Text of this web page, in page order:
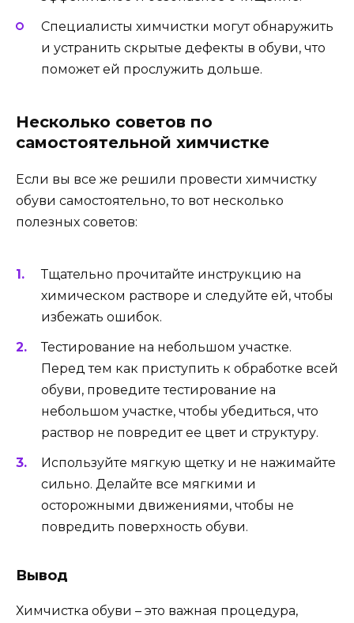
Специалисты химчистки могут обнаружить
и устранить скрытые дефекты в обуви, что
поможет ей прослужить дольше.
Несколько советов по
самостоятельной химчистке
Если вы все же решили провести химчистку
обуви самостоятельно, то вот несколько
полезных советов:
Тщательно прочитайте инструкцию на
химическом растворе и следуйте ей, чтобы
избежать ошибок.
Тестирование на небольшом участке.
Перед тем как приступить к обработке всей
обуви, проведите тестирование на
небольшом участке, чтобы убедиться, что
раствор не повредит ее цвет и структуру.
Используйте мягкую щетку и не нажимайте
сильно. Делайте все мягкими и
осторожными движениями, чтобы не
повредить поверхность обуви.
Вывод
Химчистка обуви – это важная процедура,